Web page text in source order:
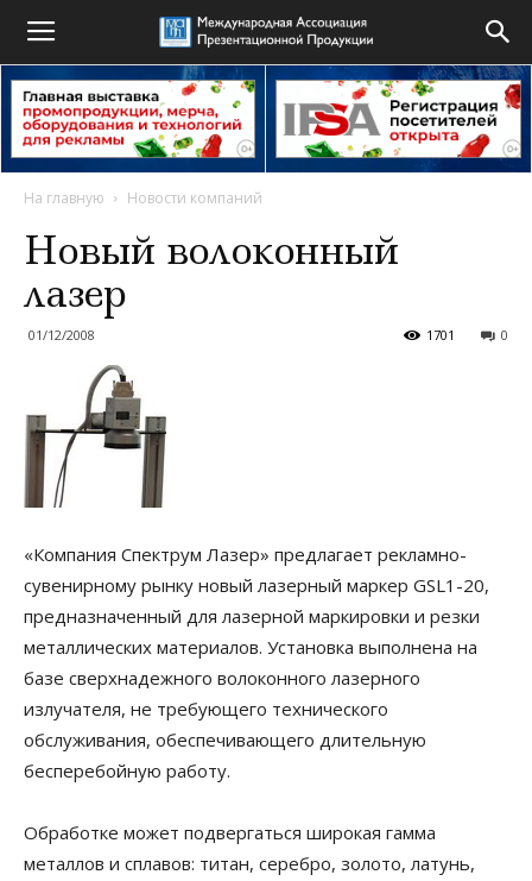
На главную Новости компаний
Новый волоконный
лазер
01/12/2008 0
1701
«Компания Спектрум Лазер» предлагает рекламно-
сувенирному рынку новый лазерный маркер GSL1-20,
предназначенный для лазерной маркировки и резки
металлических материалов. Установка выполнена на
базе сверхнадежного волоконного лазерного
излучателя, не требующего технического
обслуживания, обеспечивающего длительную
бесперебойную работу.
Обработке может подвергаться широкая гамма
металлов и сплавов: титан, серебро, золото, латунь,